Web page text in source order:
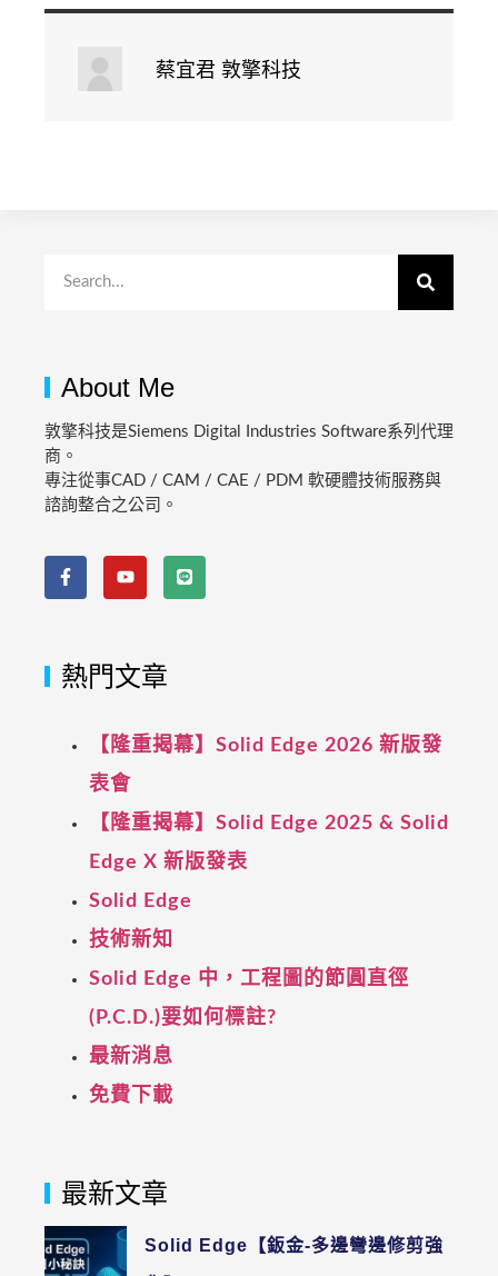
蔡宜君 敦擎科技
About Me
敦擎科技是Siemens Digital Industries Software系列代理
商。
專注從事CAD / CAM / CAE / PDM 軟硬體技術服務與
諮詢整合之公司。
熱門文章
【隆重揭幕】Solid Edge 2026 新版發
表會
【隆重揭幕】Solid Edge 2025 & Solid
Edge X 新版發表
Solid Edge
技術新知
Solid Edge 中，工程圖的節圓直徑
(P.C.D.)要如何標註?
最新消息
免費下載
最新文章
Solid Edge【鈑金-多邊彎邊修剪強